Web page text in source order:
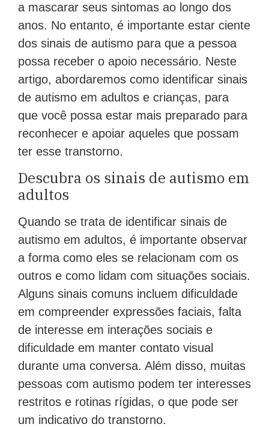
a mascarar seus sintomas ao longo dos
anos. No entanto, é importante estar ciente
dos sinais de autismo para que a pessoa
possa receber o apoio necessário. Neste
artigo, abordaremos como identificar sinais
de autismo em adultos e crianças, para
que você possa estar mais preparado para
reconhecer e apoiar aqueles que possam
ter esse transtorno.
Descubra os sinais de autismo em
adultos
Quando se trata de identificar sinais de
autismo em adultos, é importante observar
a forma como eles se relacionam com os
outros e como lidam com situações sociais.
Alguns sinais comuns incluem dificuldade
em compreender expressões faciais, falta
de interesse em interações sociais e
dificuldade em manter contato visual
durante uma conversa. Além disso, muitas
pessoas com autismo podem ter interesses
restritos e rotinas rígidas, o que pode ser
um indicativo do transtorno.